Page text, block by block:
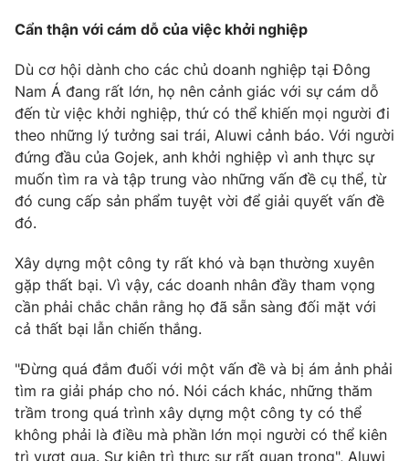
Cẩn thận với cám dỗ của việc khởi nghiệp
Dù cơ hội dành cho các chủ doanh nghiệp tại Đông
Nam Á đang rất lớn, họ nên cảnh giác với sự cám dỗ
đến từ việc khởi nghiệp, thứ có thể khiến mọi người đi
theo những lý tưởng sai trái, Aluwi cảnh báo. Với người
đứng đầu của Gojek, anh khởi nghiệp vì anh thực sự
muốn tìm ra và tập trung vào những vấn đề cụ thể, từ
đó cung cấp sản phẩm tuyệt vời để giải quyết vấn đề
đó.
Xây dựng một công ty rất khó và bạn thường xuyên
gặp thất bại. Vì vậy, các doanh nhân đầy tham vọng
cần phải chắc chắn rằng họ đã sẵn sàng đối mặt với
cả thất bại lẫn chiến thắng.
"Đừng quá đắm đuối với một vấn đề và bị ám ảnh phải
tìm ra giải pháp cho nó. Nói cách khác, những thăm
trầm trong quá trình xây dựng một công ty có thể
không phải là điều mà phần lớn mọi người có thể kiên
trì vượt qua. Sự kiên trì thực sự rất quan trọng", Aluwi